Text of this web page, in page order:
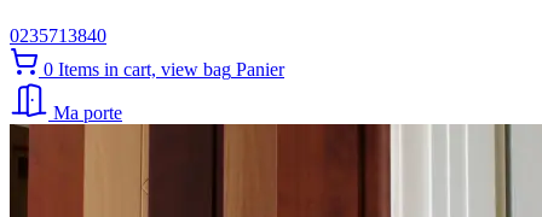
0235713840
0 Items in cart, view bag Panier
Ma porte